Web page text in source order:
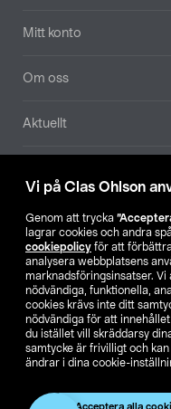
Vi på Clas Ohlson
Genom att trycka
lagrar cookies och andra
cookiepolicy för att
analysera webbplatsens
marknadsföringsinsatser.
nödvändiga, funktionella,
cookies krävs inte ditt
nödvändiga för att
du istället vill skräddarsy
samtycke är frivilligt och
ändrar i dina cookie-
Acceptera alla
Mitt konto
Om oss
Aktuellt
Ändra